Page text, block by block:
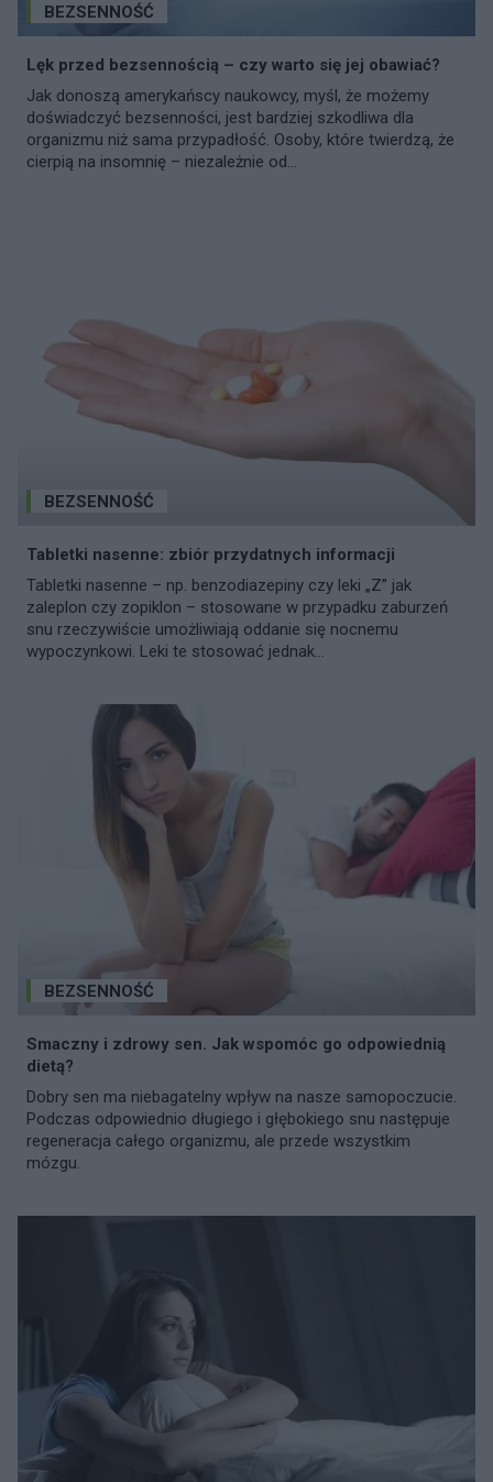
BEZSENNOŚĆ
Lęk przed bezsennością – czy warto się jej obawiać?
Jak donoszą amerykańscy naukowcy, myśl, że możemy
doświadczyć bezsenności, jest bardziej szkodliwa dla
organizmu niż sama przypadłość. Osoby, które twierdzą, że
cierpią na insomnię – niezależnie od...
BEZSENNOŚĆ
Tabletki nasenne: zbiór przydatnych informacji
Tabletki nasenne – np. benzodiazepiny czy leki „Z” jak
zaleplon czy zopiklon – stosowane w przypadku zaburzeń
snu rzeczywiście umożliwiają oddanie się nocnemu
wypoczynkowi. Leki te stosować jednak...
BEZSENNOŚĆ
Smaczny i zdrowy sen. Jak wspomóc go odpowiednią
dietą?
Dobry sen ma niebagatelny wpływ na nasze samopoczucie.
Podczas odpowiednio długiego i głębokiego snu następuje
regeneracja całego organizmu, ale przede wszystkim
mózgu.